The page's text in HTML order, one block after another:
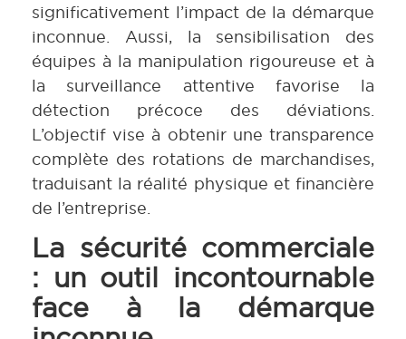
significativement l’impact de la démarque
inconnue. Aussi, la sensibilisation des
équipes à la manipulation rigoureuse et à
la surveillance attentive favorise la
détection précoce des déviations.
L’objectif vise à obtenir une transparence
complète des rotations de marchandises,
traduisant la réalité physique et financière
de l’entreprise.
La sécurité commerciale
: un outil incontournable
face à la démarque